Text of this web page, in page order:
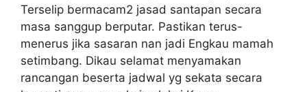
Terselip bermacam2 jasad santapan secara
masa sanggup berputar. Pastikan terus-
menerus jika sasaran nan jadi Engkau mamah
setimbang. Dikau selamat menyamakan
rancangan beserta jadwal yg sekata secara